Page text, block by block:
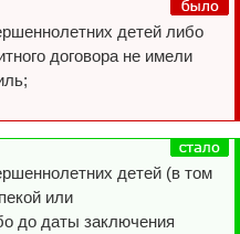
детей либо
договора не имели
детей (в том
или
до даты заключения